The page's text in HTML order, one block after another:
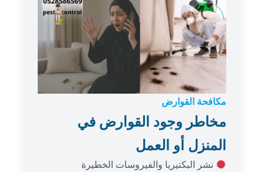
مكافحة القوارض
مخاطر وجود القوارض في
المنزل أو العمل
نشر البكتيريا والفيروسات الخطيرة